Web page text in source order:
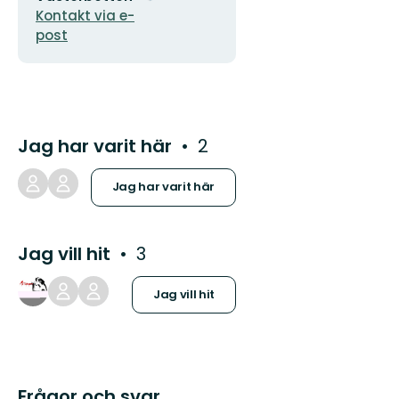
Kontakt via e-
post
Jag har varit här 2
Jag har varit här
Jag vill hit 3
Jag vill hit